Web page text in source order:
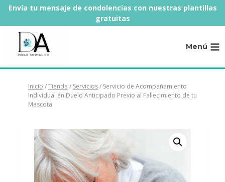
Saltar
contenido
Envía tu mensaje de condolencias con nuestras plantillas
gratuitas
Menú
Inicio /Tienda / Servicios/ Servicio de Acompañamiento
Individual en Duelo Anticipado Previo al Fallecimiento de tu
Mascota